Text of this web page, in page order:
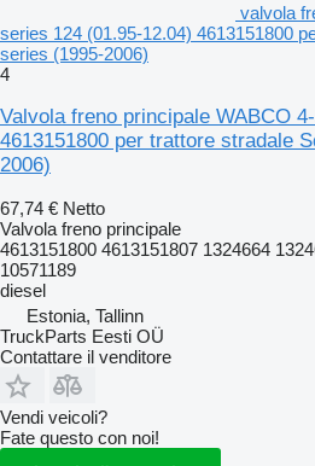
valvola
series 124 (01.95-12.04) 4613151800
series (1995-2006)
4
Valvola freno principale WABCO
4613151800 per trattore stradale
2006)
67,74 € Netto
Valvola freno principale
4613151800 4613151807 1324664
10571189
diesel
Estonia, Tallinn
TruckParts Eesti OÜ
Contattare il venditore
Vendi veicoli?
Fate questo con noi!